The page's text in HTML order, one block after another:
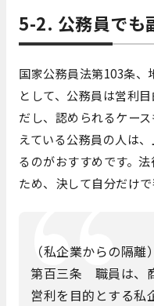
5-2. 公務員でも
国家公務員法第103条、
として、公務員は営利
だし、認められるケー
えている公務員の人は
るのがおすすめです。
ため、決して自分だけ
（私企業からの隔離）
第百三条 職員は、
営利を目的とする私